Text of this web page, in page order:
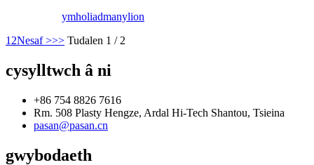
ymholiadmanylion
1 2Nesaf >>> Tudalen 1 / 2
cysylltwch â ni
+86 754 8826 7616
Rm. 508 Plasty Hengze, Ardal Hi-Tech Shantou, Tsieina
pasan@pasan.cn
gwybodaeth